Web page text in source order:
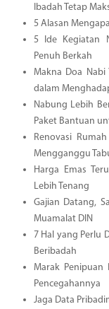
Ibadah Tetap
5 Alasan
5 Ide Kegiatan
Penuh Berkah
Makna Doa
dalam
Nabung Lebih
Paket Bantuan
Renovasi
Mengganggu
Harga Emas
Lebih Tenang
Gajian Datang,
Muamalat DIN
7 Hal yang Perlu
Beribadah
Marak Penipuan
Pencegahannya
Jaga Data